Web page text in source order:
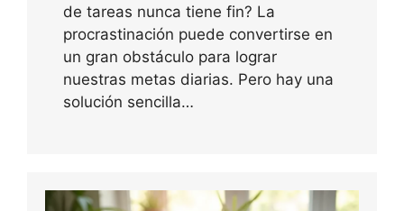
de tareas nunca tiene fin? La
procrastinación puede convertirse en
un gran obstáculo para lograr
nuestras metas diarias. Pero hay una
solución sencilla…